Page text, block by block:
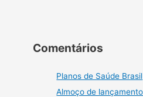
Comentários
Planos de Saúde Brasil
Almoço de